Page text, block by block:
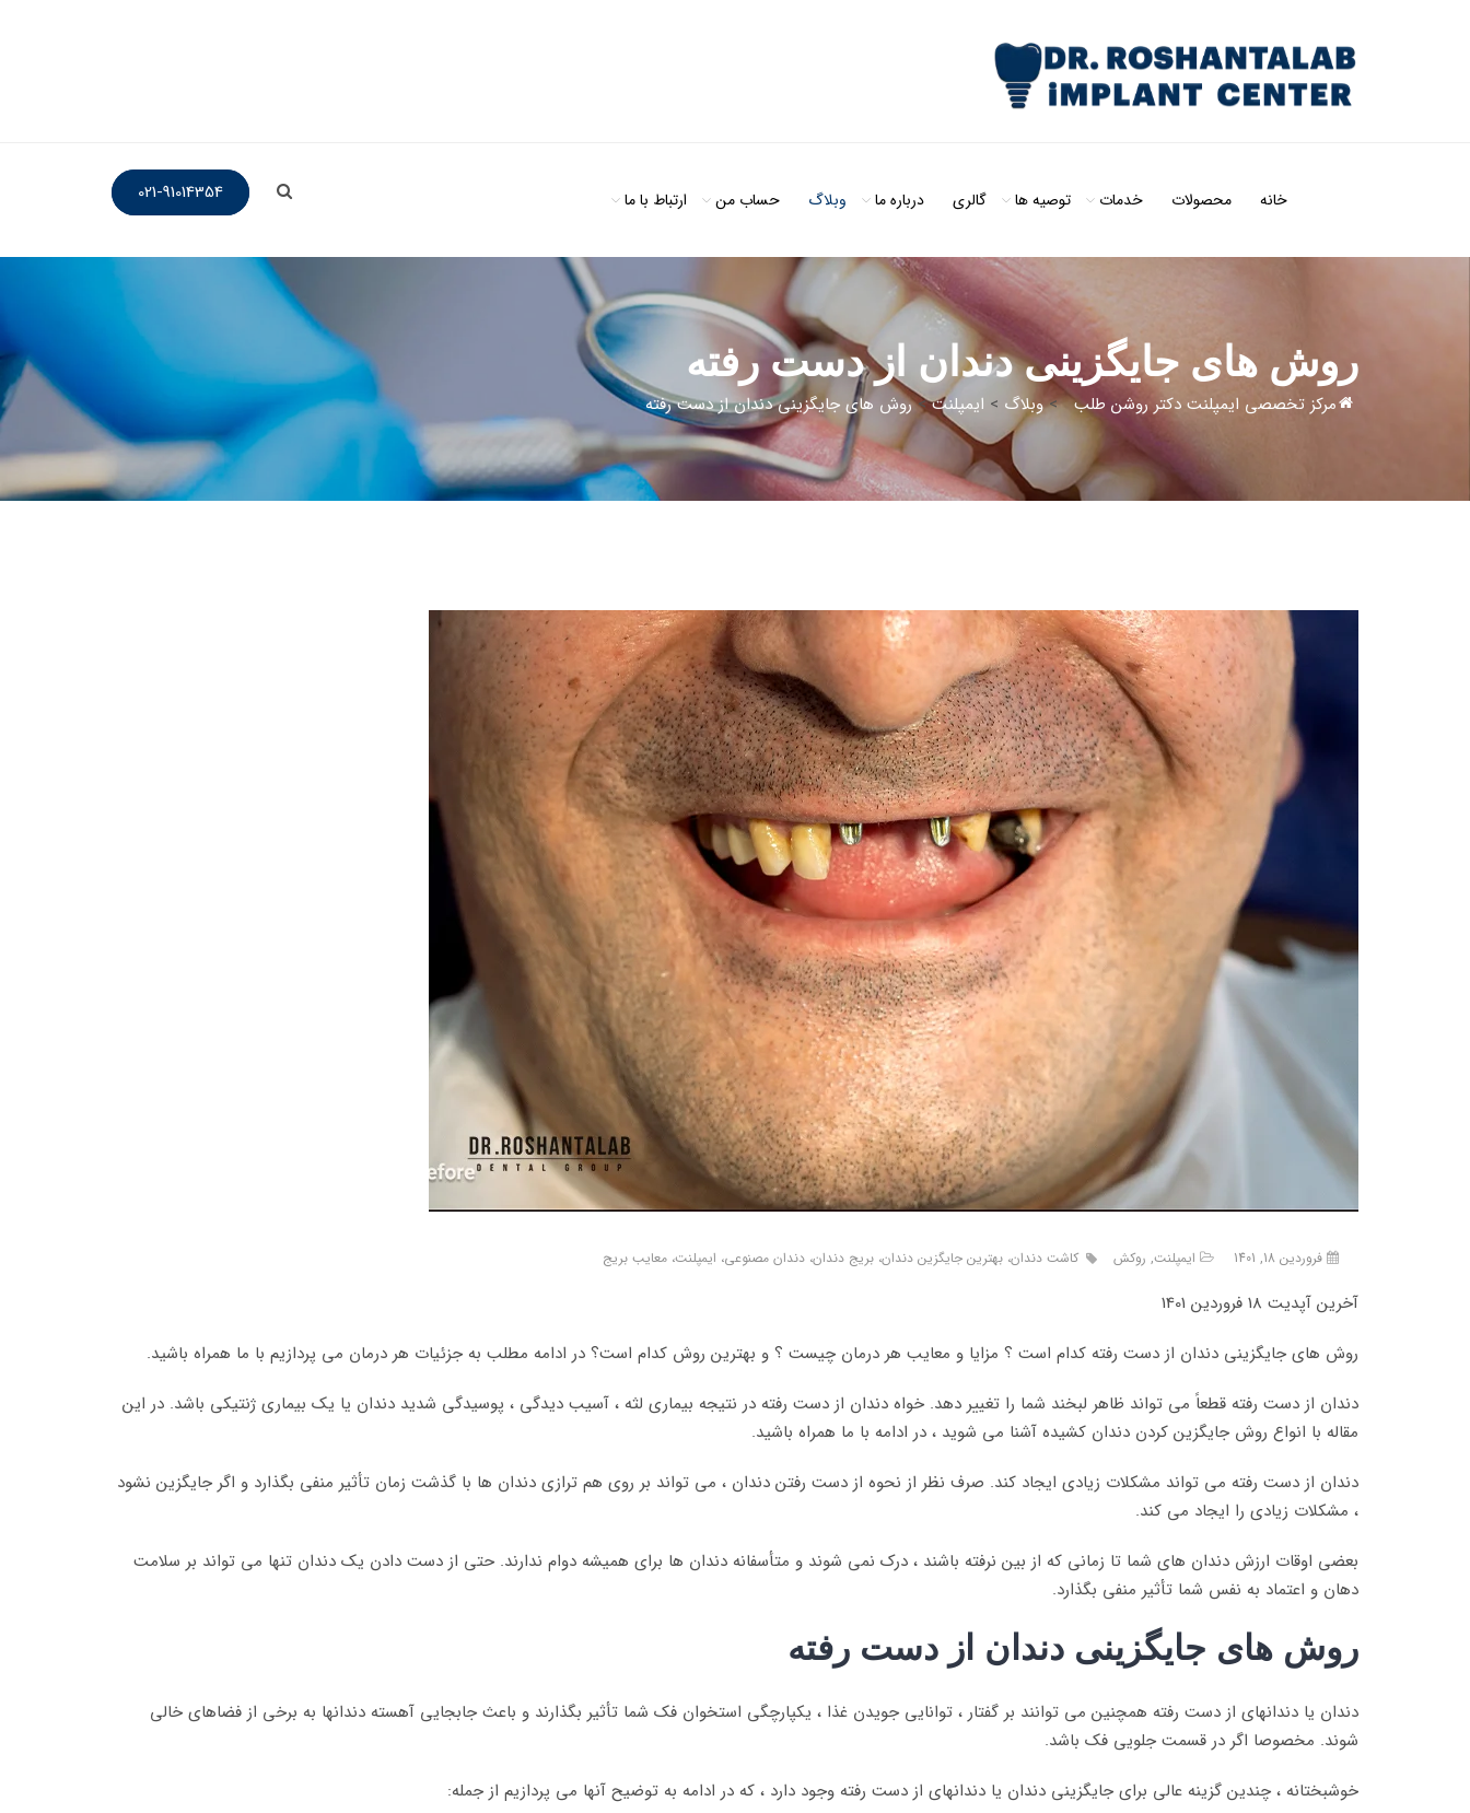
خانه محصولات خدمات توصیه ها گالری درباره ما وبلاگ حساب من ارتباط با ما 021-91014354
روش های جایگزینی دندان از دست رفته
مرکز تخصصی ایمپلنت دکتر روشن طلب >وبلاگ > ایمپلنت>روش های جایگزینی دندان از دست رفته
فروردین 18, 1401 ایمپلنت, روکش کاشت دندان، بهترین جایگزین دندان، بریج دندان، دندان مصنوعی، ایمپلنت، معایب بریج
آخرین آپدیت 18 فروردین 1401
روش های جایگزینی دندان از دست رفته کدام است ؟ مزایا و معایب هر درمان چیست ؟ و بهترین روش کدام است؟ در ادامه مطلب به جزئیات هر درمان می پردازیم با ما همراه باشید.
دندان از دست رفته قطعاً می تواند ظاهر لبخند شما را تغییر دهد. خواه دندان از دست رفته در نتیجه بیماری لثه ، آسیب دیدگی ، پوسیدگی شدید دندان یا یک بیماری ژنتیکی باشد. در این
مقاله با انواع روش جایگزین کردن دندان کشیده آشنا می شوید ، در ادامه با ما همراه باشید.
دندان از دست رفته می تواند مشکلات زیادی ایجاد کند. صرف نظر از نحوه از دست رفتن دندان ، می تواند بر روی هم ترازی دندان ها با گذشت زمان تأثیر منفی بگذارد و اگر جایگزین نشود
، مشکلات زیادی را ایجاد می کند.
بعضی اوقات ارزش دندان های شما تا زمانی که از بین نرفته باشند ، درک نمی شوند و متأسفانه دندان ها برای همیشه دوام ندارند. حتی از دست دادن یک دندان تنها می تواند بر سلامت
دهان و اعتماد به نفس شما تأثیر منفی بگذارد.
روش های جایگزینی دندان از دست رفته
دندان یا دندانهای از دست رفته همچنین می توانند بر گفتار ، توانایی جویدن غذا ، یکپارچگی استخوان فک شما تأثیر بگذارند و باعث جابجایی آهسته دندانها به برخی از فضاهای خالی
شوند. مخصوصا اگر در قسمت جلویی فک باشد.
خوشبختانه ، چندین گزینه عالی برای جایگزینی دندان یا دندانهای از دست رفته وجود دارد ، که در ادامه به توضیح آنها می پردازیم از جمله: